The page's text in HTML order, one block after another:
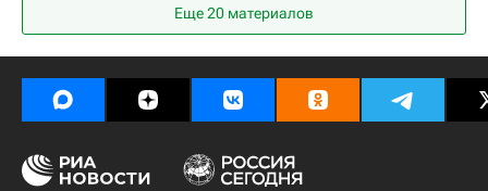
Еще 20 материалов